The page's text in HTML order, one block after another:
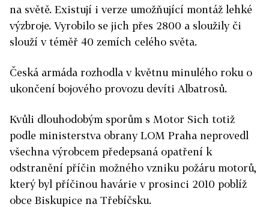
na světě. Existují i verze umožňující montáž lehké
výzbroje. Vyrobilo se jich přes 2800 a sloužily či
slouží v téměř 40 zemích celého světa.
Česká armáda rozhodla v květnu minulého roku o
ukončení bojového provozu devíti Albatrosů.
Kvůli dlouhodobým sporům s Motor Sich totiž
podle ministerstva obrany LOM Praha neprovedl
všechna výrobcem předepsaná opatření k
odstranění příčin možného vzniku požáru motorů,
který byl příčinou havárie v prosinci 2010 poblíž
obce Biskupice na Třebíčsku.